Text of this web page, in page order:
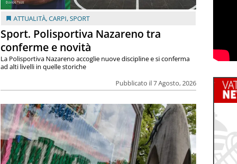
ATTUALITÀ,CARPI,SPORT
Sport. Polisportiva Nazareno tra
conferme e novità
Pubblicato il 7 Agosto, 2026
La Polisportiva Nazareno accoglie nuove discipline e si conferma
ad alti livelli in quelle storiche